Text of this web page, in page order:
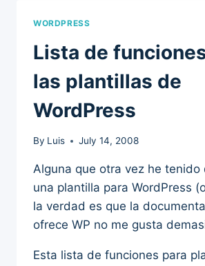
WORDPRESS
Lista de
las plantillas de
WordPress
By Luis July 14, 2008
Alguna que otra vez he tenido
una plantilla para WordPress
la verdad es que la
ofrece WP no me gusta
Esta lista de funciones para